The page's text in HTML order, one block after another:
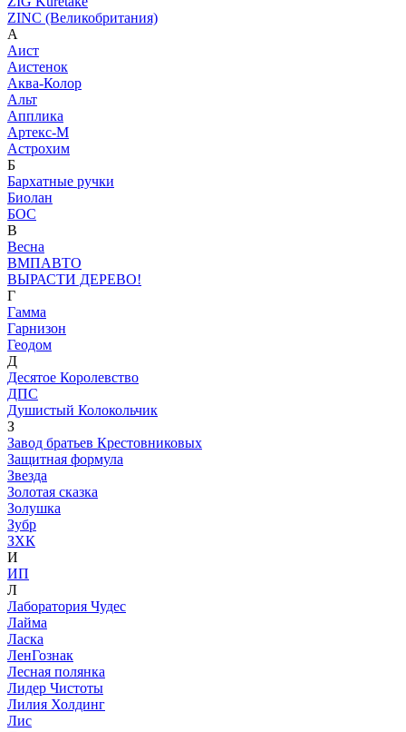
ZINC (Великобритания)
А
Аист
Аистенок
Аква-Колор
Альт
Апплика
Артекс-М
Астрохим
Б
Бархатные ручки
Биолан
БОС
В
Весна
ВМПАВТО
ВЫРАСТИ ДЕРЕВО!
Г
Гамма
Гарнизон
Геодом
Д
Десятое Королевство
ДПС
Душистый Колокольчик
З
Завод братьев Крестовниковых
Защитная формула
Звезда
Золотая сказка
Золушка
Зубр
ЗХК
И
ИП
Л
Лаборатория Чудес
Лайма
Ласка
ЛенГознак
Лесная полянка
Лидер Чистоты
Лилия Холдинг
Лис